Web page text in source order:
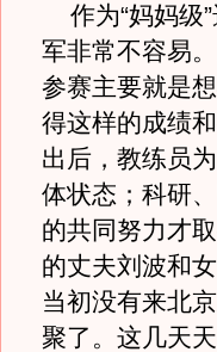
作为“妈妈级
军非常不容易
参赛主要就是
得这样的成绩
出后，教练员
体状态；科研
的共同努力才
的丈夫刘波和
当初没有来北
聚了。这几天